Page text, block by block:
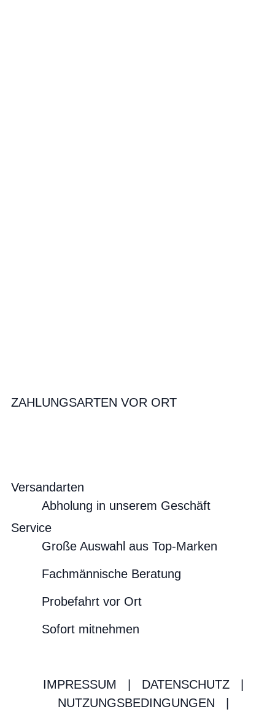
ZAHLUNGSARTEN VOR ORT
Versandarten
Abholung in unserem Geschäft
Service
Große Auswahl aus Top-Marken
Fachmännische Beratung
Probefahrt vor Ort
Sofort mitnehmen
IMPRESSUM DATENSCHUTZ
NUTZUNGSBEDINGUNGEN